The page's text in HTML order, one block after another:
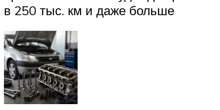
в 250 тыс. км и даже больше